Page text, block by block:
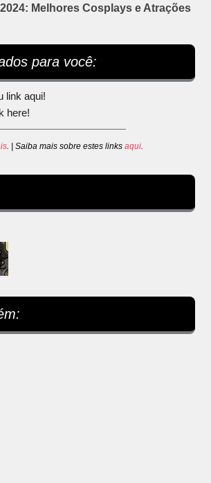
Melhores Cosplays e Atrações
para você:
link aqui!
here!
. | Saiba mais sobre estes links aqui.